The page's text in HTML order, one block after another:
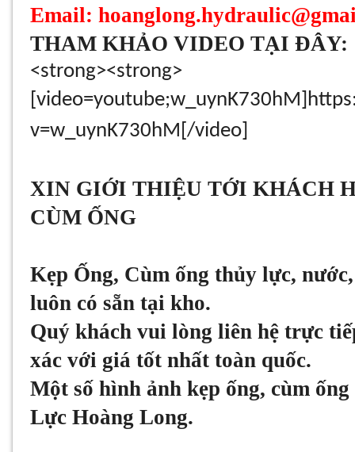
Email:
THAM KHẢO VIDEO TẠI ĐÂY:
<strong><strong>
v=w_uynK730hM[/video]
XIN GIỚI THIỆU TỚI KHÁCH
CÙM ỐNG
Kẹp Ống, Cùm ống thủy lực,
luôn có sẵn tại kho.
Quý khách vui lòng liên hệ trực
xác với giá tốt nhất toàn quốc.
Một số hình ảnh kẹp ống, cùm
Lực Hoàng Long.